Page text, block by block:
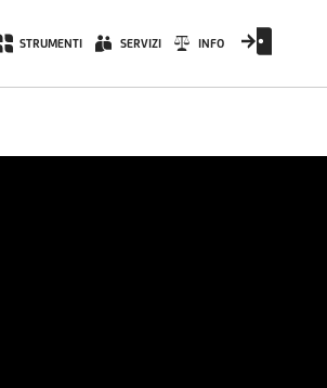
STRUMENTI SERVIZI INFO